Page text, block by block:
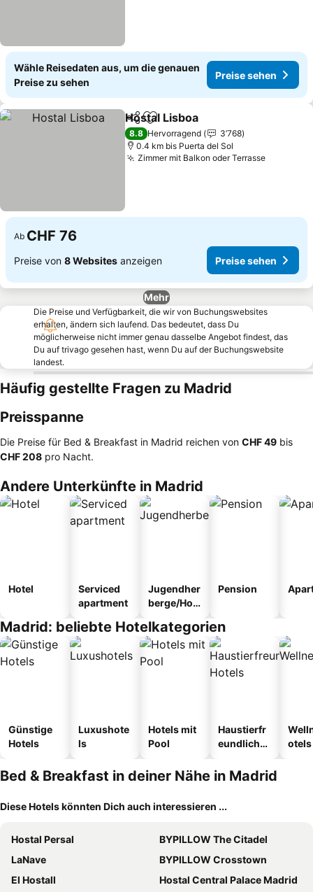
Wähle Reisedaten aus, um die genauen
Preise zu sehen
Preise sehen
TeilenZu Favoriten hinzufügen
Hostal Lisboa
8.8 Hervorragend
3’768
0.4 km bis Puerta del Sol
Zimmer mit Balkon oder Terrasse
Ab CHF 76
Preise von 8 Websites anzeigen Preise sehen
Mehr
Die Preise und Verfügbarkeit, die wir von Buchungswebsites
erhalten, ändern sich laufend. Das bedeutet, dass Du
möglicherweise nicht immer genau dasselbe Angebot findest, das
Du auf trivago gesehen hast, wenn Du auf der Buchungswebsite
landest.
Häufig gestellte Fragen zu Madrid
Preisspanne
Die Preise für Bed & Breakfast in Madrid reichen von ‎CHF 49 bis
‎CHF 208 pro Nacht.
Andere Unterkünfte in Madrid
Hotel
Serviced
apartment
Jugendher
berge/Hos
Pension
Madrid: beliebte Hotelkategorien
Günstige
Hotels
Luxushote
ls
Hotels mit
Pool
Haustierfr
eundliche
otels
Bed & Breakfast in deiner Nähe in Madrid
Diese Hotels könnten Dich auch interessieren ...
Hostal Persal
BYPILLOW The Citadel
LaNave
BYPILLOW Crosstown
El Hostall
Hostal Central Palace Madrid